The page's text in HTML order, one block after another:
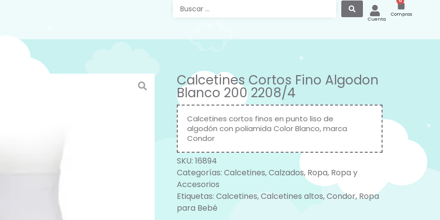
Cuenta
Compras
Calcetines Cortos Fino Algodon
Blanco 200 2208/4
Calcetines cortos finos en punto liso de
algodón con poliamida Color Blanco, marca
Condor
SKU: 16894
Categorías: Calcetines,Calzados, Ropa, Ropa y
Accesorios
Etiquetas: Calcetines,Calcetines altos,Condor,Ropa
para Bebé